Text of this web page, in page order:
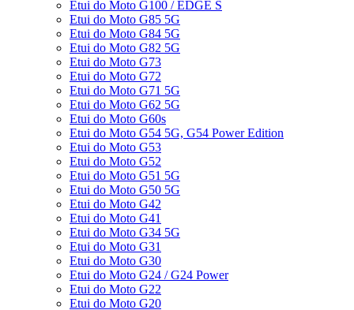
Etui do Moto G100 / EDGE S
Etui do Moto G85 5G
Etui do Moto G84 5G
Etui do Moto G82 5G
Etui do Moto G73
Etui do Moto G72
Etui do Moto G71 5G
Etui do Moto G62 5G
Etui do Moto G60s
Etui do Moto G54 5G, G54 Power Edition
Etui do Moto G53
Etui do Moto G52
Etui do Moto G51 5G
Etui do Moto G50 5G
Etui do Moto G42
Etui do Moto G41
Etui do Moto G34 5G
Etui do Moto G31
Etui do Moto G30
Etui do Moto G24 / G24 Power
Etui do Moto G22
Etui do Moto G20